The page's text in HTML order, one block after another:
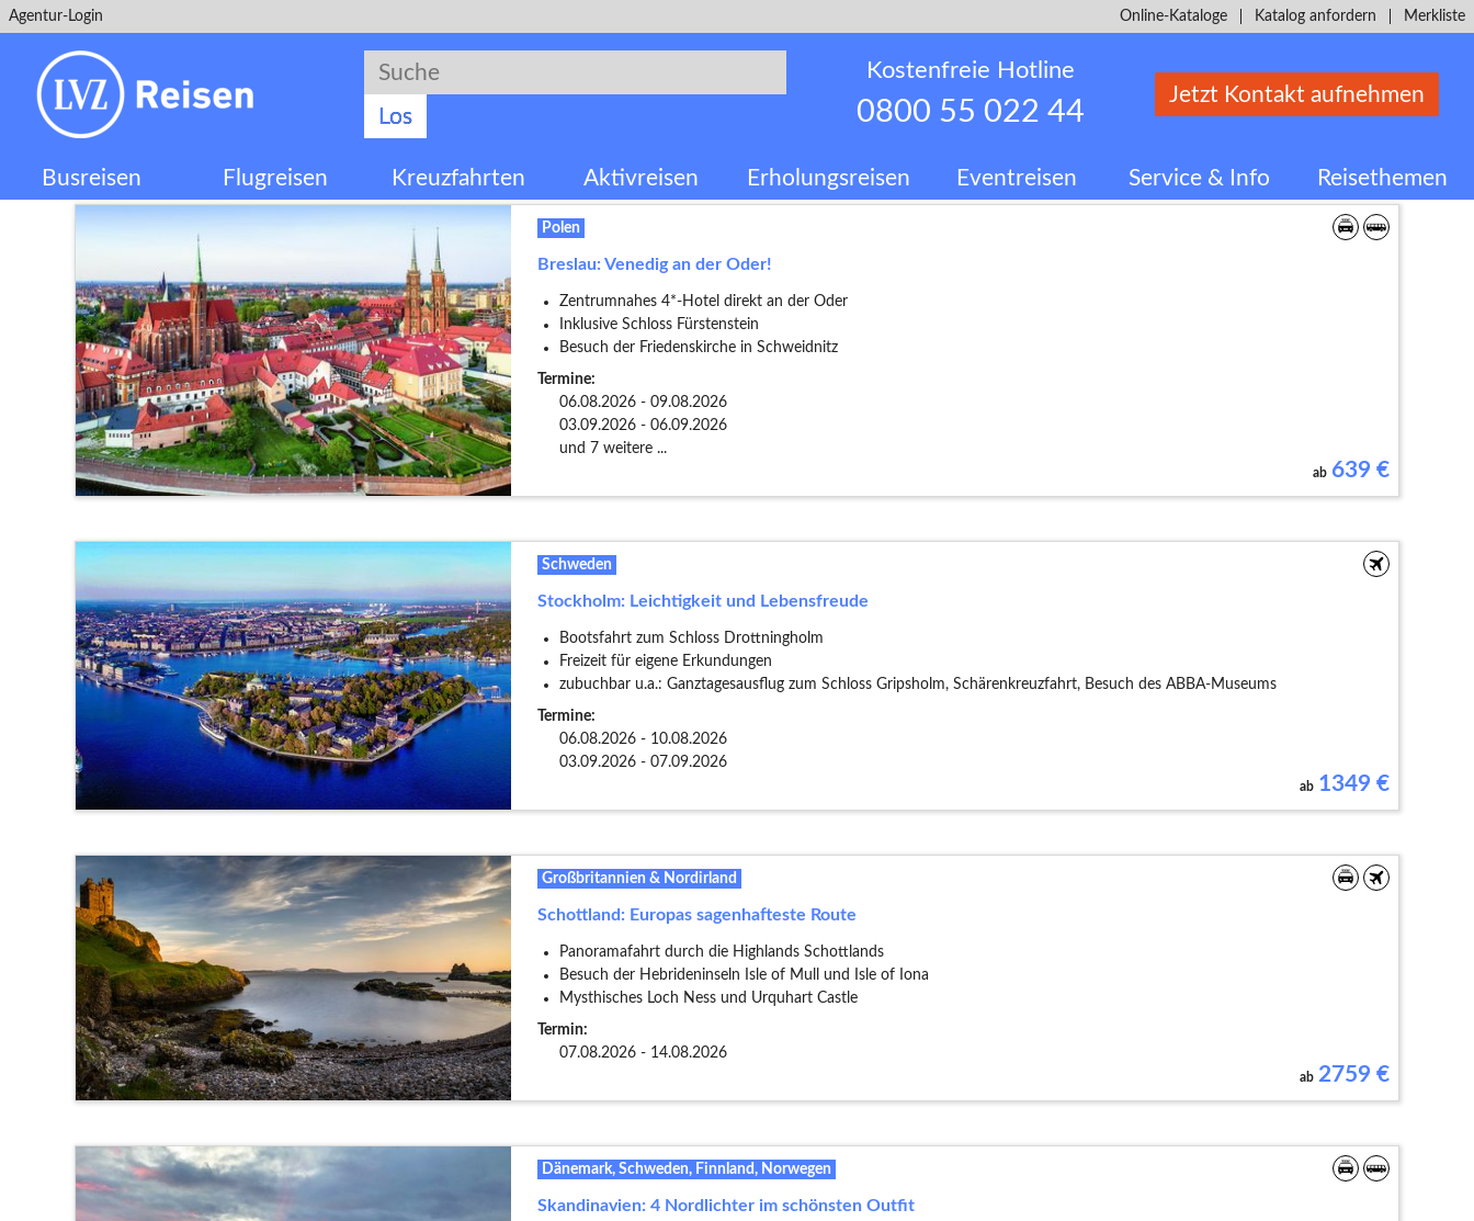
Agentur-Login Online-Kataloge Katalog anfordern Merkliste
Suche
Suche
Los
Kostenfreie Hotline
0800 55 022 44
Jetzt Kontakt aufnehmen
Busreisen Flugreisen Kreuzfahrten Aktivreisen Erholungsreisen Eventreisen Service & Info Reisethemen
Polen
Breslau: Venedig an der Oder!
Zentrumnahes 4*-Hotel direkt an der Oder
Inklusive Schloss Fürstenstein
Besuch der Friedenskirche in Schweidnitz
Termine:
06.08.2026 - 09.08.2026
03.09.2026 - 06.09.2026
und 7 weitere ...
ab 639 €
Schweden
Stockholm: Leichtigkeit und Lebensfreude
Bootsfahrt zum Schloss Drottningholm
Freizeit für eigene Erkundungen
zubuchbar u.a.: Ganztagesausflug zum Schloss Gripsholm, Schärenkreuzfahrt, Besuch des ABBA-Museums
Termine:
06.08.2026 - 10.08.2026
03.09.2026 - 07.09.2026
ab 1349 €
Großbritannien & Nordirland
Schottland: Europas sagenhafteste Route
Panoramafahrt durch die Highlands Schottlands
Besuch der Hebrideninseln Isle of Mull und Isle of Iona
Mysthisches Loch Ness und Urquhart Castle
Termin:
07.08.2026 - 14.08.2026
ab 2759 €
Dänemark, Schweden, Finnland, Norwegen
Skandinavien: 4 Nordlichter im schönsten Outfit